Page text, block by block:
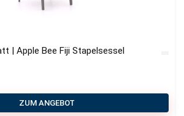
| Apple Bee Fiji Stapelsessel
ZUM ANGEBOT